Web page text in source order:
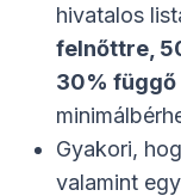
hivatalos
felnőttre,
30% függő
Gyakori,
valamint